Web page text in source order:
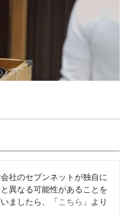
社のセブンネットが独自に
異なる可能性があることを
ましたら、「 こちら 」より